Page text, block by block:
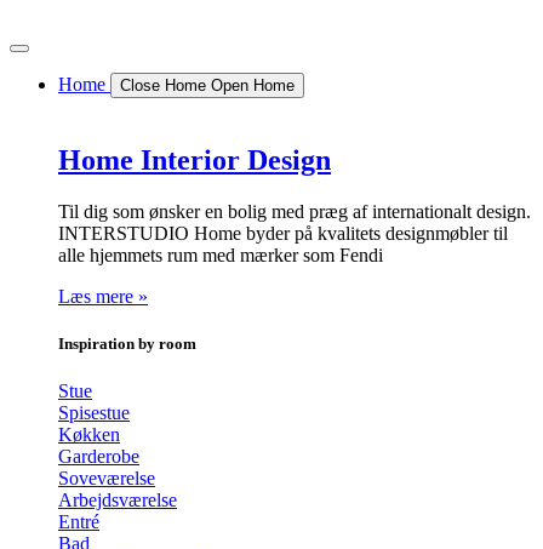
til
Home
Close Home Open Home
Home Interior Design
Til dig som ønsker en bolig med præg af internationalt design.
INTERSTUDIO Home byder på kvalitets designmøbler til
alle hjemmets rum med mærker som Fendi
Læs mere »
Inspiration by room
Stue
Spisestue
Køkken
Garderobe
Soveværelse
Arbejdsværelse
Entré
Bad